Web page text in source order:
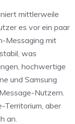
mittlerweile
es vor ein paar
Messaging mit
was
hochwertige
und Samsung
Nutzern.
Territorium, aber
an.